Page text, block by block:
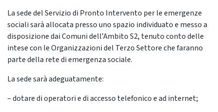
La sede del Servizio di Pronto Intervento per le emergenze
sociali sarà allocata presso uno spazio individuato e messo a
disposizione dai Comuni dell’Ambito S2, tenuto conto delle
intese con le Organizzazioni del Terzo Settore che faranno
parte della rete di emergenza sociale.
La sede sarà adeguatamente:
– dotare di operatori e di accesso telefonico e ad internet;